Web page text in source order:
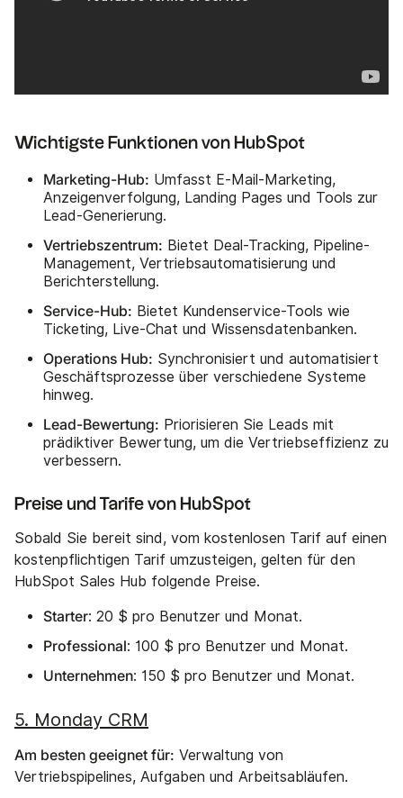
Wichtigste Funktionen von HubSpot
Marketing-Hub: Umfasst E-Mail-Marketing,
Anzeigenverfolgung, Landing Pages und Tools zur
Lead-Generierung.
Vertriebszentrum: Bietet Deal-Tracking, Pipeline-
Management, Vertriebsautomatisierung und
Berichterstellung.
Service-Hub: Bietet Kundenservice-Tools wie
Ticketing, Live-Chat und Wissensdatenbanken.
Operations Hub: Synchronisiert und automatisiert
Geschäftsprozesse über verschiedene Systeme
hinweg.
Lead-Bewertung: Priorisieren Sie Leads mit
prädiktiver Bewertung, um die Vertriebseffizienz zu
verbessern.
Preise und Tarife von HubSpot
Sobald Sie bereit sind, vom kostenlosen Tarif auf einen
kostenpflichtigen Tarif umzusteigen, gelten für den
HubSpot Sales Hub folgende Preise.
Starter: 20 $ pro Benutzer und Monat.
Professional: 100 $ pro Benutzer und Monat.
Unternehmen: 150 $ pro Benutzer und Monat.
5. Monday CRM
Am besten geeignet für: Verwaltung von
Vertriebspipelines, Aufgaben und Arbeitsabläufen.